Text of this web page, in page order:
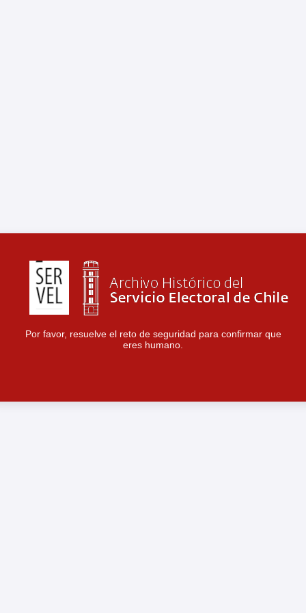
Por favor, resuelve el reto de seguridad para confirmar que
eres humano.